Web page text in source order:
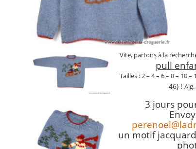
Vite, partons à la
pull
Tailles : 2 – 4 – 6 – 8 – 10 –
46) ! Aig.
3 jours
un motif